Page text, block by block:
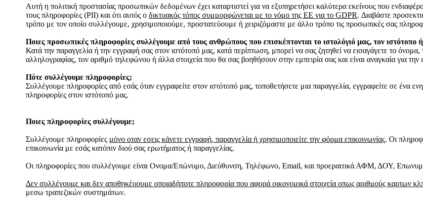
Αυτή η πολιτική προστασίας προσωπικών δεδομένων έχει καταρτιστεί για να εξυπηρετήσει καλύτερα εκείνους που
τους πληροφορίες (PII) και ότι αυτός ο δικτυακός τόπος συμμορφώνεται με το νόμο της ΕΕ για το GDPR. Διαβάστε
τρόπο με τον οποίο συλλέγουμε, χρησιμοποιούμε, προστατεύουμε ή χειριζόμαστε με άλλο τρόπο τις προσωπικές σας
Ποιες προσωπικές πληροφορίες συλλέγουμε από τους ανθρώπους που επισκέπτονται το ιστολόγιό μας, τον ιστότοπο
Κατά την παραγγελία ή την εγγραφή σας στον ιστότοπό μας, κατά περίπτωση, μπορεί να σας ζητηθεί να εισαγάγετε το
αλληλογραφίας, τον αριθμό τηλεφώνου ή άλλα στοιχεία που θα σας βοηθήσουν στην εμπειρία σας και είναι αναγκαία για την
Πότε συλλέγουμε πληροφορίες;
Συλλέγουμε πληροφορίες από εσάς όταν εγγραφείτε στον ιστότοπό μας, τοποθετήσετε μια παραγγελία, εγγραφείτε σε ένα
πληροφορίες στον ιστότοπό μας.
Ποιες πληροφορίες συλλέγουμε;
Συλλέγουμε πληροφορίες μόνο οταν εσεις κάνετε εγγραφή, παραγγελία ή χρησιμοποιείτε την φόρμα επικοινωνίας. Οι
επικοινωνία με εσάς κατόπιν διού σας ερωτήματος ή παραγγελίας.
Οι πληροφορίες που συλλέγουμε είναι Ονομα/Επώνυμο, Διεύθυνση, Τηλέφωνο, Email, και προεραιτικά ΑΦΜ, ΔΟΥ,
Δεν συλλέγουμε και δεν αποθηκέυουμε οποιαδήποτε πληροφορία που αφορά οικονομικά στοιχεία οπως αριθμούς καρτων
μεσω τραπεζικών συστημάτων.